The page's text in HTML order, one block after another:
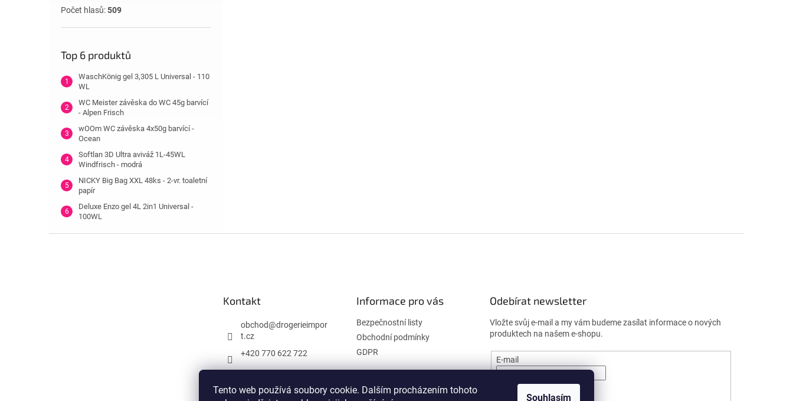
Tento web používá soubory cookie. Dalším procházením tohoto
Souhlasím
Počet hlasů:509
Top 6 produktů
WaschKönig gel 3,305 L Universal - 110
WL
WC Meister závěska do WC 45g barvící
- Alpen Frisch
wOOm WC závěska 4x50g barvící -
Ocean
Softlan 3D Ultra aviváž 1L-45WL
Windfrisch - modrá
NICKY Big Bag XXL 48ks - 2-vr. toaletní
papír
Deluxe Enzo gel 4L 2in1 Universal -
100WL
Kontakt
obchod@drogerieimpor
t.cz
+420 770 622 722
Informace pro vás
Bezpečnostní listy
Obchodní podmínky
GDPR
Odebírat newsletter
Vložte svůj e-mail a my vám budeme zasílat informace o nových
produktech na našem e-shopu.
E-mail